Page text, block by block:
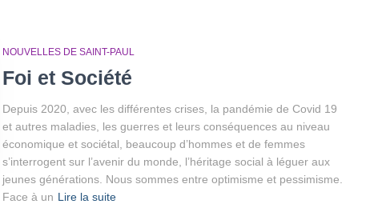
NOUVELLES DE SAINT-PAUL
Foi et Société
Depuis 2020, avec les différentes crises, la pandémie de Covid 19
et autres maladies, les guerres et leurs conséquences au niveau
économique et sociétal, beaucoup d’hommes et de femmes
s’interrogent sur l’avenir du monde, l’héritage social à léguer aux
jeunes générations. Nous sommes entre optimisme et pessimisme.
Face à un Lire la suite